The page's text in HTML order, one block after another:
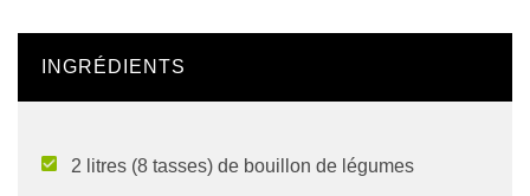
INGRÉDIENTS
2 litres (8 tasses) de bouillon de légumes